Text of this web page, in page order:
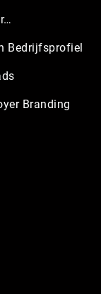
Bedrijfsprofiel
Branding